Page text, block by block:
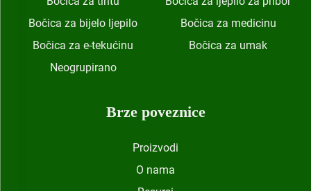
Bočica za bijelo ljepilo
Bočica za medicinu
Bočica za e-tekućinu
Bočica za umak
Neogrupirano
Brze poveznice
Proizvodi
O nama